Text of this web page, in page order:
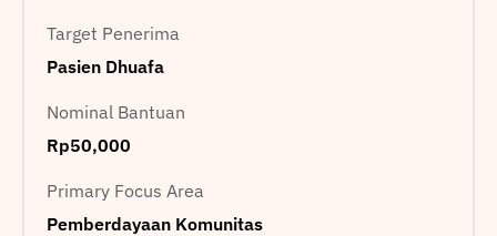
Target Penerima
Pasien Dhuafa
Nominal Bantuan
Rp50,000
Primary Focus Area
Pemberdayaan Komunitas